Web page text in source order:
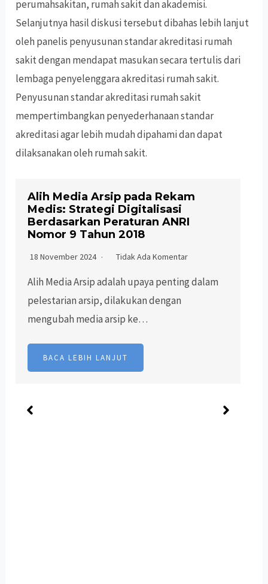
perumahsakitan, rumah sakit dan akademisi.
Selanjutnya hasil diskusi tersebut dibahas lebih lanjut
oleh panelis penyusunan standar akreditasi rumah
sakit dengan mendapat masukan secara tertulis dari
lembaga penyelenggara akreditasi rumah sakit.
Penyusunan standar akreditasi rumah sakit
mempertimbangkan penyederhanaan standar
akreditasi agar lebih mudah dipahami dan dapat
dilaksanakan oleh rumah sakit.
Alih Media Arsip pada Rekam
Medis: Strategi Digitalisasi
Berdasarkan Peraturan ANRI
Nomor 9 Tahun 2018
18 November 2024 Tidak Ada Komentar
Alih Media Arsip adalah upaya penting dalam
pelestarian arsip, dilakukan dengan
mengubah media arsip ke…
BACA LEBIH LANJUT